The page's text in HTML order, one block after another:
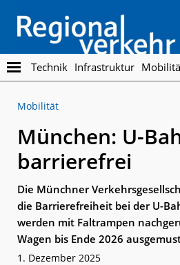
main
content
footer
Regionalverkehr
Die
Fachzeitschrift
den
Personennahverkehr
Technik Infrastruktur
Mobilität
München: U-
barrierefrei
Die Münchner
die Barrierefreiheit bei der U-
werden mit Faltrampen
Wagen bis Ende 2026
1. Dezember 2025